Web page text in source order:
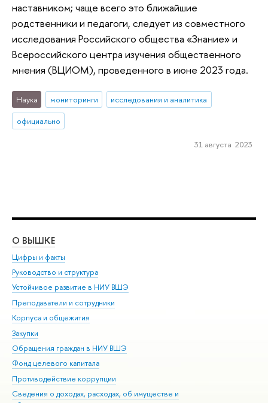
наставником; чаще всего это ближайшие
родственники и педагоги, следует из совместного
исследования Российского общества «Знание» и
Всероссийского центра изучения общественного
мнения (ВЦИОМ), проведенного в июне 2023 года.
Наука мониторинги
исследования и аналитика
официально
31 августа 2023
О ВЫШКЕ
Цифры и факты
Руководство и структура
Устойчивое развитие в НИУ ВШЭ
Преподаватели и сотрудники
Корпуса и общежития
Закупки
Обращения граждан в НИУ ВШЭ
Фонд целевого капитала
Противодействие коррупции
Сведения о доходах, расходах, об имуществе и